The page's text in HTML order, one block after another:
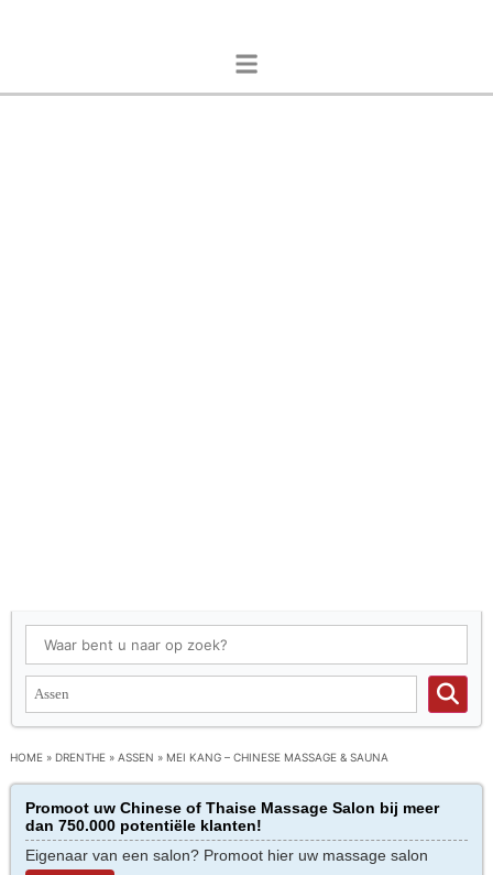
HOME » DRENTHE » ASSEN » MEI KANG – CHINESE MASSAGE & SAUNA
Promoot uw Chinese of Thaise Massage Salon bij meer
dan 750.000 potentiële klanten!
Eigenaar van een salon? Promoot hier uw massage salon